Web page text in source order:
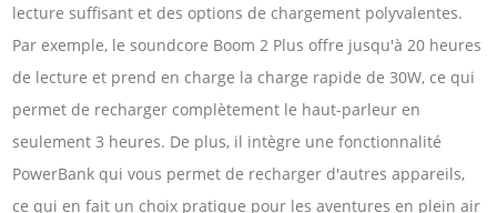
lecture suffisant et des options de chargement polyvalentes.
Par exemple, le soundcore Boom 2 Plus offre jusqu'à 20 heures
de lecture et prend en charge la charge rapide de 30W, ce qui
permet de recharger complètement le haut-parleur en
seulement 3 heures. De plus, il intègre une fonctionnalité
PowerBank qui vous permet de recharger d'autres appareils,
ce qui en fait un choix pratique pour les aventures en plein air